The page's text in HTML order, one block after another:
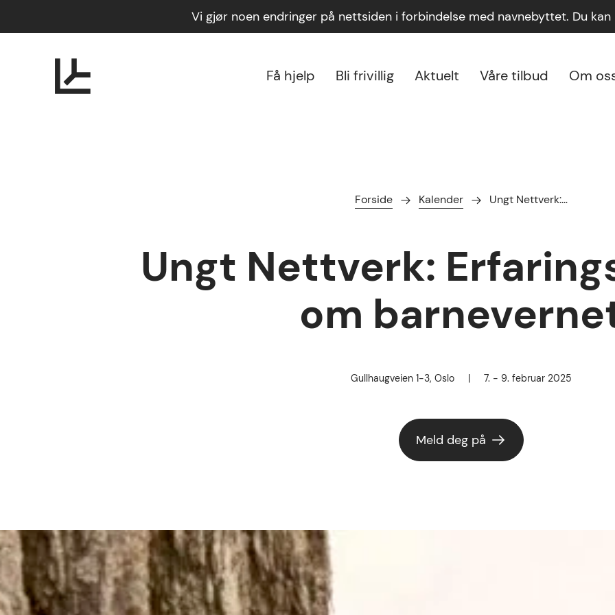
Vi gjør noen endringer på nettsiden i forbindelse med navnebyttet. Du
Få hjelp Bli frivillig Aktuelt Våre tilbud Om
Forside Kalender Ungt Nettverk:…
Ungt Nettverk:
om
Sted
Gullhaugveien 1-3, Oslo |
Dato for arrangement
7. - 9. februar 2025
Meld deg på